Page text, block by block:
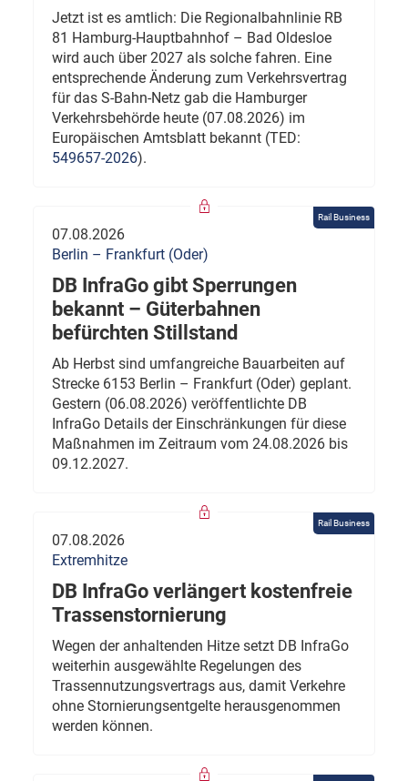
Jetzt ist es amtlich: Die Regionalbahnlinie RB
81 Hamburg-Hauptbahnhof – Bad Oldesloe
wird auch über 2027 als solche fahren. Eine
entsprechende Änderung zum Verkehrsvertrag
für das S-Bahn-Netz gab die Hamburger
Verkehrsbehörde heute (07.08.2026) im
Europäischen Amtsblatt bekannt (TED:
549657-2026).
Rail Business
07.08.2026
Berlin – Frankfurt (Oder)
DB InfraGo gibt Sperrungen
bekannt – Güterbahnen
befürchten Stillstand
Ab Herbst sind umfangreiche Bauarbeiten auf
Strecke 6153 Berlin – Frankfurt (Oder) geplant.
Gestern (06.08.2026) veröffentlichte DB
InfraGo Details der Einschränkungen für diese
Maßnahmen im Zeitraum vom 24.08.2026 bis
09.12.2027.
Rail Business
07.08.2026
Extremhitze
DB InfraGo verlängert kostenfreie
Trassenstornierung
Wegen der anhaltenden Hitze setzt DB InfraGo
weiterhin ausgewählte Regelungen des
Trassennutzungsvertrags aus, damit Verkehre
ohne Stornierungsentgelte herausgenommen
werden können.